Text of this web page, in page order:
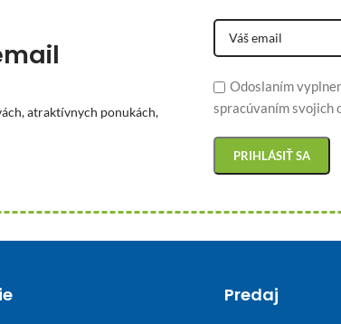
atraktívnych ponukách,
Odoslaním
spracúvaním svojich
Predaj